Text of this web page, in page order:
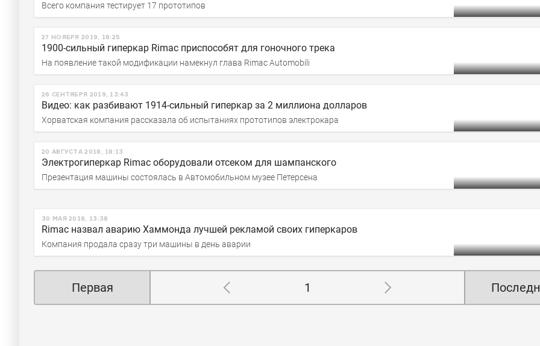
Всего компания тестирует 17 прототипов
27 НОЯБРЯ 2019, 18:25
1900-сильный гиперкар Rimac приспособят для гоночного трека
На появление такой модификации намекнул глава Rimac Automobili
26 СЕНТЯБРЯ 2019, 13:43
Видео: как разбивают 1914-сильный гиперкар за 2 миллиона долларов
Хорватская компания рассказала об испытаниях прототипов электрокара
20 АВГУСТА 2018, 18:13
Электрогиперкар Rimac оборудовали отсеком для шампанского
Презентация машины состоялась в Автомобильном музее Петерсена
30 МАЯ 2018, 13:38
Rimac назвал аварию Хаммонда лучшей рекламой своих гиперкаров
Компания продала сразу три машины в день аварии
Первая 1